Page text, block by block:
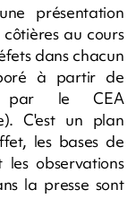
présentation
au cours
dans chacun
à partir de
par le CEA
C'est un plan
les bases de
les observations
la presse sont